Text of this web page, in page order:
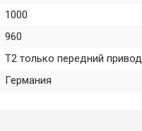
1000
960
T2 только передний привод
Германия